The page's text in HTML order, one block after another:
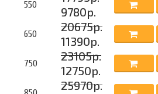
550
9780р.
650
20675р.
11390р.
750
23105р.
12750р.
25970р.